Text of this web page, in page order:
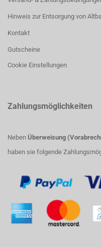
Hinweis zur Entsorgung von
Kontakt
Gutscheine
Cookie Einstellungen
Zahlungsmöglichkeiten
Neben Überweisung
haben sie folgende